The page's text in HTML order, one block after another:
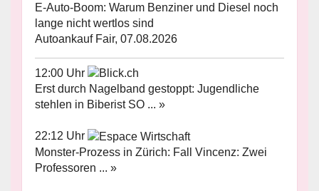
E-Auto-Boom: Warum Benziner und Diesel noch
lange nicht wertlos sind
Autoankauf Fair, 07.08.2026
12:00 Uhr
Erst durch Nagelband gestoppt: Jugendliche
stehlen in Biberist SO ... »
22:12 Uhr
Monster-Prozess in Zürich: Fall Vincenz: Zwei
Professoren ... »